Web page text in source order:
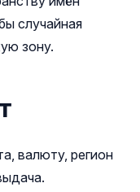
случайная
зону.
валюту, регион